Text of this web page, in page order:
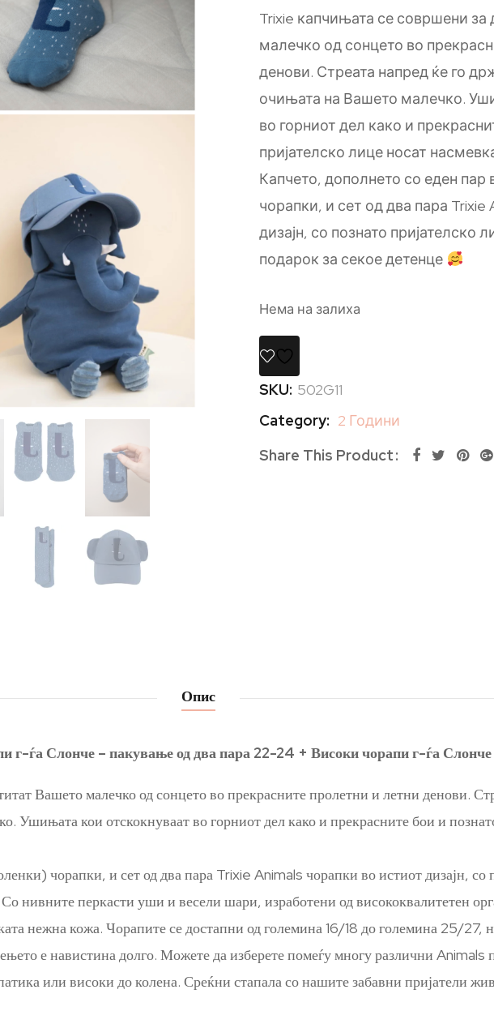
Trixie капчињата се совршени за
малечко од сонцето во
денови. Стреата напред ќе го
очињата на Вашето малечко.
во горниот дел како и
пријателско лице носат
Капчето, дополнето со еден
чорапки, и сет од два пара Trixie
дизајн, со познато пријателско
подарок за секое детенце
Нема на залиха
SKU: 502G11
Category: 2 Години
Share This Product
Опис
г-ѓа Слонче – пакување од два пара 22-24 + Високи чорапи г-ѓа
Вашето малечко од сонцето во прекрасните пролетни и летни денови.
Ушињата кои отскокнуваат во горниот дел како и прекрасните бои и
чорапки, и сет од два пара Trixie Animals чорапки во истиот дизајн, со
Со нивните перкасти уши и весели шари, изработени од висококвалитетен
нежна кожа. Чорапите се достапни од големина 16/18 до големина 25/27,
е навистина долго. Можете да изберете помеѓу многу различни Animals
или високи до колена. Среќни стапала со нашите забавни пријатели